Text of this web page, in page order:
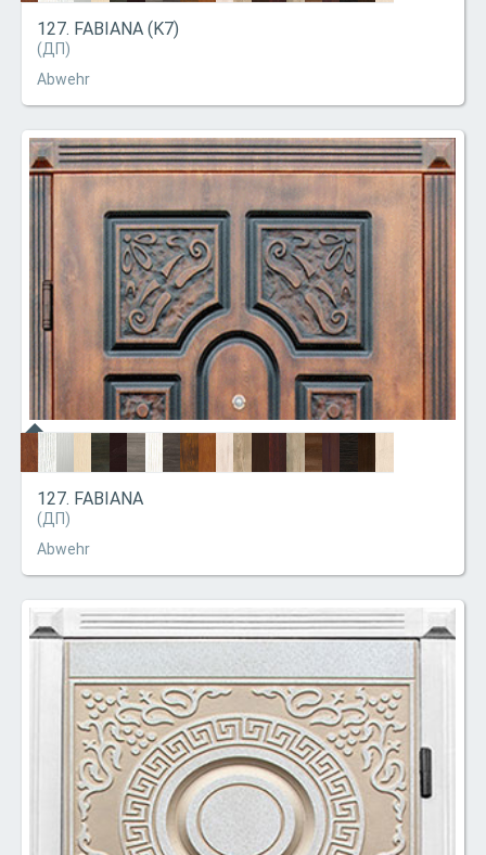
127. FABIANA (K7)
(ДП)
Abwehr
127. FABIANA
(ДП)
Abwehr